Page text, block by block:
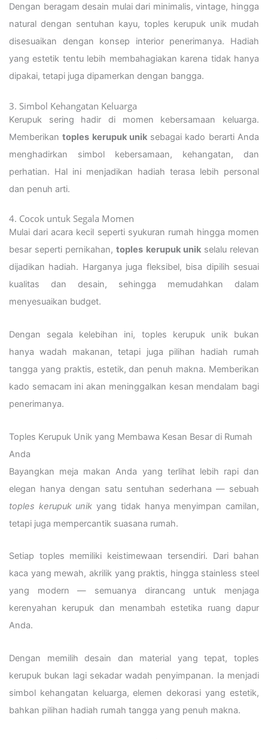
Dengan beragam desain mulai dari minimalis, vintage, hingga
natural dengan sentuhan kayu, toples kerupuk unik mudah
disesuaikan dengan konsep interior penerimanya. Hadiah
yang estetik tentu lebih membahagiakan karena tidak hanya
dipakai, tetapi juga dipamerkan dengan bangga.
3. Simbol Kehangatan Keluarga
Kerupuk sering hadir di momen kebersamaan keluarga.
Memberikantoples kerupuk uniksebagai kado berarti Anda
menghadirkan simbol kebersamaan, kehangatan, dan
perhatian. Hal ini menjadikan hadiah terasa lebih personal
dan penuh arti.
4. Cocok untuk Segala Momen
Mulai dari acara kecil seperti syukuran rumah hingga momen
besar seperti pernikahan,toples kerupuk unikselalu relevan
dijadikan hadiah. Harganya juga fleksibel, bisa dipilih sesuai
kualitas dan desain, sehingga memudahkan dalam
menyesuaikan budget.
Dengan segala kelebihan ini, toples kerupuk unik bukan
hanya wadah makanan, tetapi juga pilihan hadiah rumah
tangga yang praktis, estetik, dan penuh makna. Memberikan
kado semacam ini akan meninggalkan kesan mendalam bagi
penerimanya.
Toples Kerupuk Unik yang Membawa Kesan Besar di Rumah
Anda
Bayangkan meja makan Anda yang terlihat lebih rapi dan
elegan hanya dengan satu sentuhan sederhana — sebuah
toples kerupuk unik yang tidak hanya menyimpan camilan,
tetapi juga mempercantik suasana rumah.
Setiap toples memiliki keistimewaan tersendiri. Dari bahan
kaca yang mewah, akrilik yang praktis, hingga stainless steel
yang modern — semuanya dirancang untuk menjaga
kerenyahan kerupuk dan menambah estetika ruang dapur
Anda.
Dengan memilih desain dan material yang tepat, toples
kerupuk bukan lagi sekadar wadah penyimpanan. Ia menjadi
simbol kehangatan keluarga, elemen dekorasi yang estetik,
bahkan pilihan hadiah rumah tangga yang penuh makna.